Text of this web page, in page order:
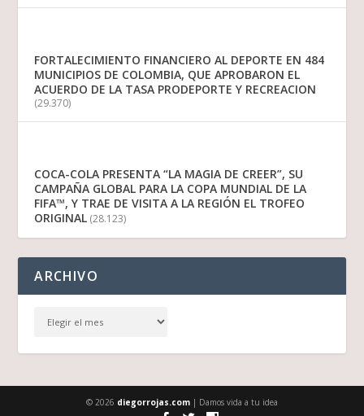
FORTALECIMIENTO FINANCIERO AL DEPORTE EN 484
MUNICIPIOS DE COLOMBIA, QUE APROBARON EL
ACUERDO DE LA TASA PRODEPORTE Y RECREACION
(29.370)
COCA-COLA PRESENTA “LA MAGIA DE CREER”, SU
CAMPAÑA GLOBAL PARA LA COPA MUNDIAL DE LA
FIFA™, Y TRAE DE VISITA A LA REGIÓN EL TROFEO
ORIGINAL (28.123)
ARCHIVO
© 2026 diegorrojas.com | Damos vida a tu idea